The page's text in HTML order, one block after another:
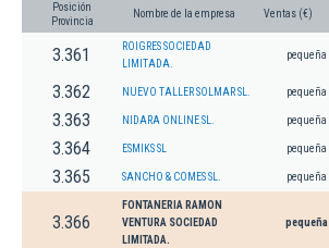
Posición
Provincia
Nombre de la empresa Ventas (€)
3.361
ROIGRES SOCIEDAD
LIMITADA.
pequeña
3.362 NUEVO TALLER SOLMAR SL. pequeña
3.363 NIDARA ONLINE SL. pequeña
3.364 ESMIKS SL pequeña
3.365 SANCHO & COMES SL. pequeña
3.366
FONTANERIA RAMON
VENTURA SOCIEDAD
LIMITADA.
pequeña